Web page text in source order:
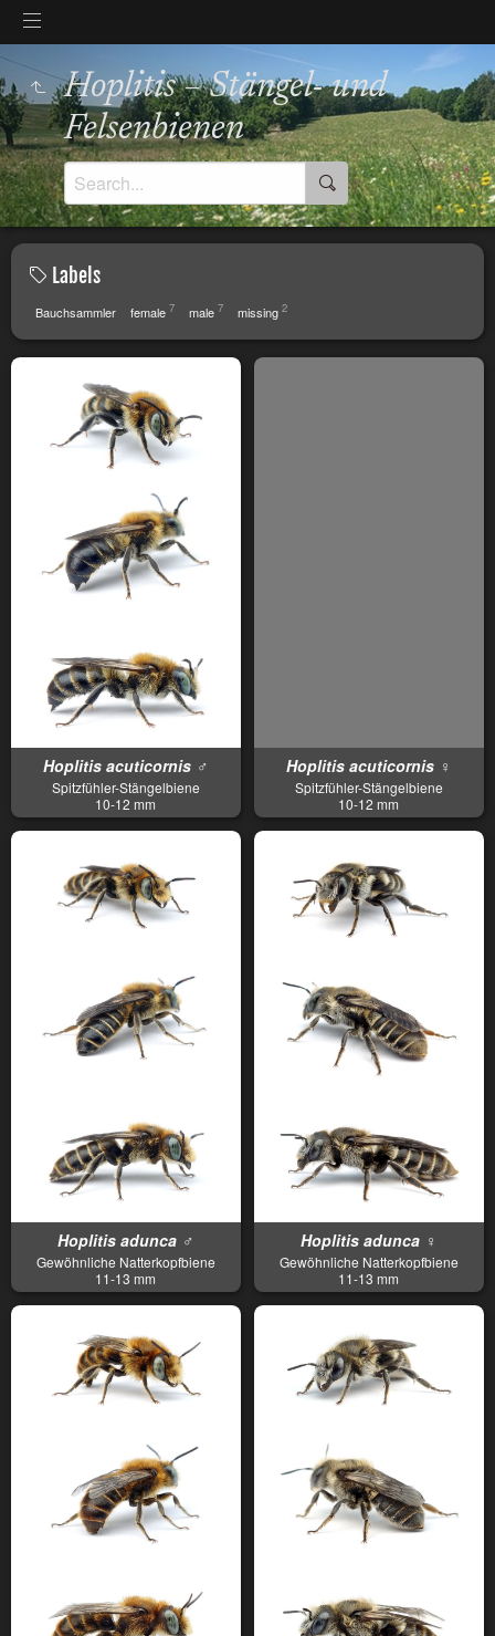
Hoplitis – Stängel- und
Felsenbienen
Labels
Bauchsammler female 7 male 7 missing 2
Hoplitis acuticornis ♂
Spitzfühler-Stängelbiene
10-12 mm
Hoplitis acuticornis ♀
Spitzfühler-Stängelbiene
10-12 mm
Hoplitis adunca ♂
Gewöhnliche Natterkopfbiene
11-13 mm
Hoplitis adunca ♀
Gewöhnliche Natterkopfbiene
11-13 mm